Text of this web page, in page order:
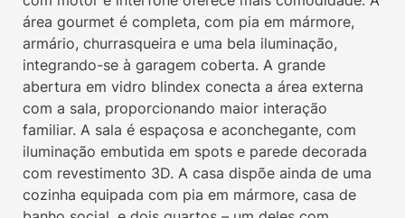
área gourmet é completa, com pia em mármore,
armário, churrasqueira e uma bela iluminação,
integrando-se à garagem coberta. A grande
abertura em vidro blindex conecta a área externa
com a sala, proporcionando maior interação
familiar. A sala é espaçosa e aconchegante, com
iluminação embutida em spots e parede decorada
com revestimento 3D. A casa dispõe ainda de uma
cozinha equipada com pia em mármore, casa de